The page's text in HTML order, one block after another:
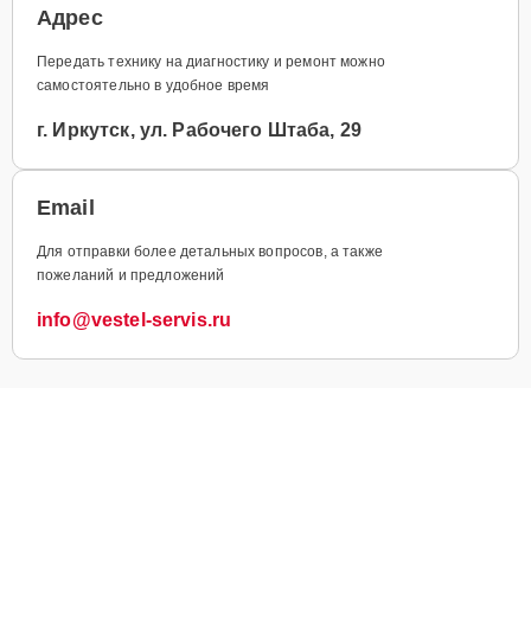
Адрес
Передать технику на диагностику и ремонт можно
самостоятельно в удобное время
г. Иркутск, ул. Рабочего Штаба, 29
Email
Для отправки более детальных вопросов, а также
пожеланий и предложений
info@vestel-servis.ru